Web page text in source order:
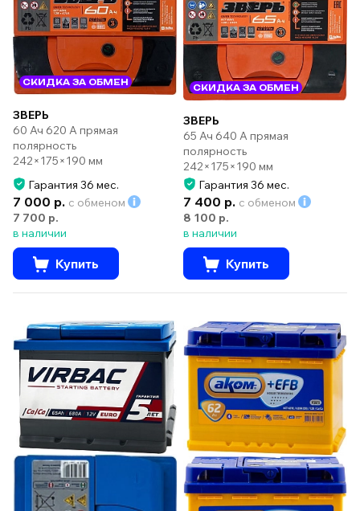
СКИДКА ЗА ОБМЕН
ЗВЕРЬ
60 Ач 620 А прямая
полярность
242×175×190 мм
Гарантия 36 мес.
7 000 р. с обменом
7 700 р.
в наличии
Купить
СКИДКА ЗА ОБМЕН
ЗВЕРЬ
65 Ач 640 А прямая
полярность
242×175×190 мм
Гарантия 36 мес.
7 400 р. с обменом
8 100 р.
в наличии
Купить